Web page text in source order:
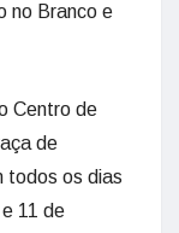
no Branco e
Centro de
de
todos os dias
11 de